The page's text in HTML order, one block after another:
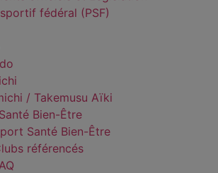
fédéral (PSF)
/ Takemusu Aïki
Bien-Être
Santé Bien-Être
référencés